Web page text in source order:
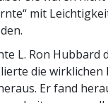
mit
L. Ron Hubbard
die
Er fand